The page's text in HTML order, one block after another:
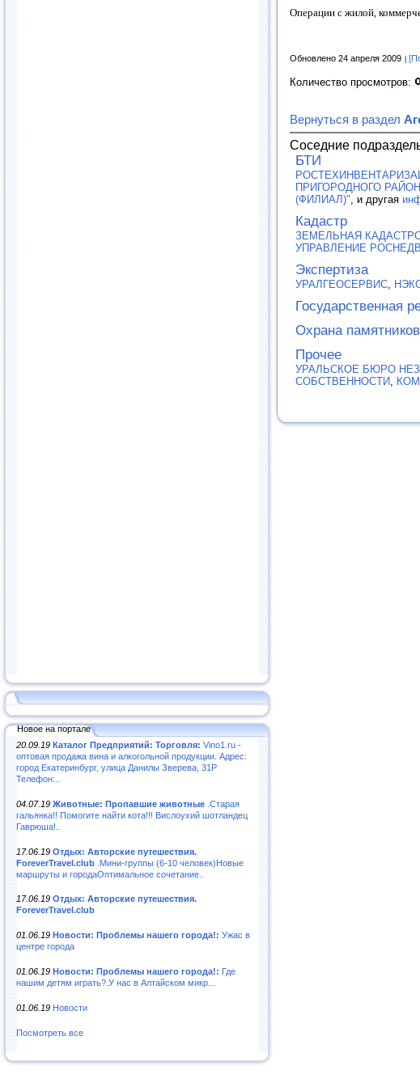
Новое на портале
20.09.19 Каталог Предприятий: Торговля: Vino1.ru -
оптовая продажа вина и алкогольной продукции. Адрес:
город Екатеринбург, улица Данилы Зверева, 31Р
Телефон:..
04.07.19 Животные: Пропавшие животные .Старая
гальянка!! Помогите найти кота!!! Вислоухий шотландец
Гаврюша!..
17.06.19 Отдых: Авторские путешествия.
ForeverTravel.club .Мини-группы (6-10 человек)Новые
маршруты и городаОптимальное сочетание..
17.06.19 Отдых: Авторские путешествия.
ForeverTravel.club
01.06.19 Новости: Проблемы нашего города!: Ужас в
центре города
01.06.19 Новости: Проблемы нашего города!: Где
нашим детям играть?.У нас в Алтайском микр...
01.06.19 Новости
Посмотреть все
Операции с жилой,
Обновлено 24 апреля 2009
Количество просмотров:
Вернуться в раздел
Соседние
БТИ
ПРИГОРОДНОГО
(ФИЛИАЛ)", и другая
Кадастр
ЗЕМЕЛЬНАЯ
УПРАВЛЕНИЕ
Экспертиза
УРАЛГЕОСЕРВИС,
Государственная
Охрана памятников
Прочее
УРАЛЬСКОЕ БЮРО
СОБСТВЕННОСТИ,